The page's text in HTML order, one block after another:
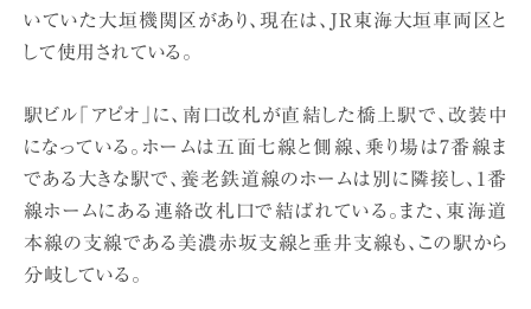
いていた大垣機関区があり、現在は、JR東海大垣車両区と
して使用されている。
駅ビル「アピオ」に、南口改札が直結した橋上駅で、改装中
になっている。ホームは五面七線と側線、乗り場は7番線ま
である大きな駅で、養老鉄道線のホームは別に隣接し、1番
線ホームにある連絡改札口で結ばれている。また、東海道
本線の支線である美濃赤坂支線と垂井支線も、この駅から
分岐している。